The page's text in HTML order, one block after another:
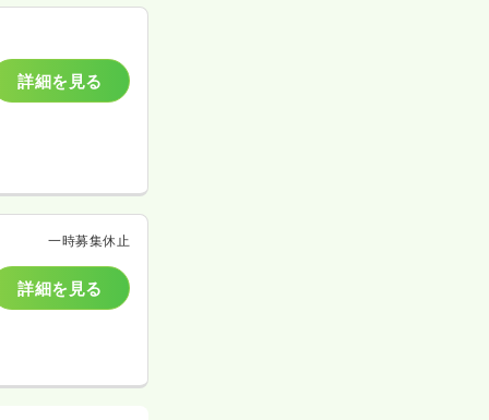
詳細を見る
一時募集休止
詳細を見る